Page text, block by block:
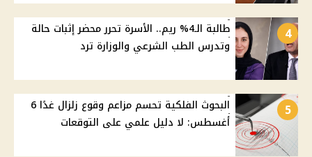
4
طالبة الـ4% ريم.. الأسرة تحرر محضر إثبات حالة
وتدرس الطب الشرعي والوزارة ترد
5
البحوث الفلكية تحسم مزاعم وقوع زلزال غدًا 6
أغسطس: لا دليل علمي على التوقعات